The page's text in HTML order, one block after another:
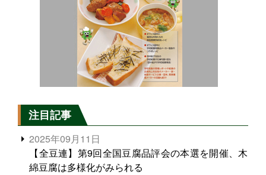
注目記事
2025年09月11日
【全豆連】第9回全国豆腐品評会の本選を開催、木
綿豆腐は多様化がみられる